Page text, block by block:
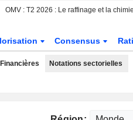
Consensus
Notations sectorielles